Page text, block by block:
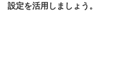
設定を活用しましょう。